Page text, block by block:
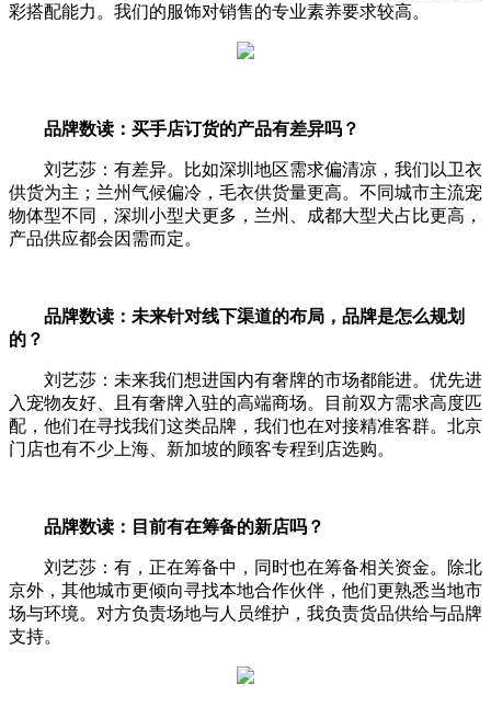
彩搭配能力。我们的服饰对销售的专业素养要求较高。
品牌数读：买手店订货的产品有差异吗？
刘艺莎：有差异。比如深圳地区需求偏清凉，我们以卫衣
供货为主；兰州气候偏冷，毛衣供货量更高。不同城市主流宠
物体型不同，深圳小型犬更多，兰州、成都大型犬占比更高，
产品供应都会因需而定。
品牌数读：未来针对线下渠道的布局，品牌是怎么规划
的？
刘艺莎：未来我们想进国内有奢牌的市场都能进。优先进
入宠物友好、且有奢牌入驻的高端商场。目前双方需求高度匹
配，他们在寻找我们这类品牌，我们也在对接精准客群。北京
门店也有不少上海、新加坡的顾客专程到店选购。
品牌数读：目前有在筹备的新店吗？
刘艺莎：有，正在筹备中，同时也在筹备相关资金。除北
京外，其他城市更倾向寻找本地合作伙伴，他们更熟悉当地市
场与环境。对方负责场地与人员维护，我负责货品供给与品牌
支持。